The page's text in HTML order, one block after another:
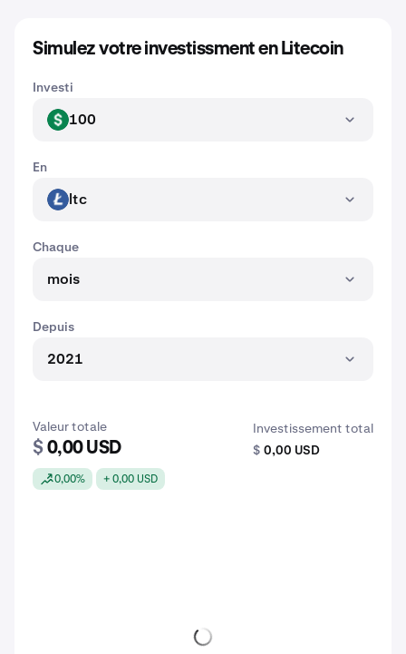
Simulez votre investissment en Litecoin
Investi
USD 100
En
LTC ltc
Chaque
mois
Depuis
2021
Valeur totale
$ 0,00 USD
0,00% + 0,00 USD
Investissement total
$ 0,00 USD